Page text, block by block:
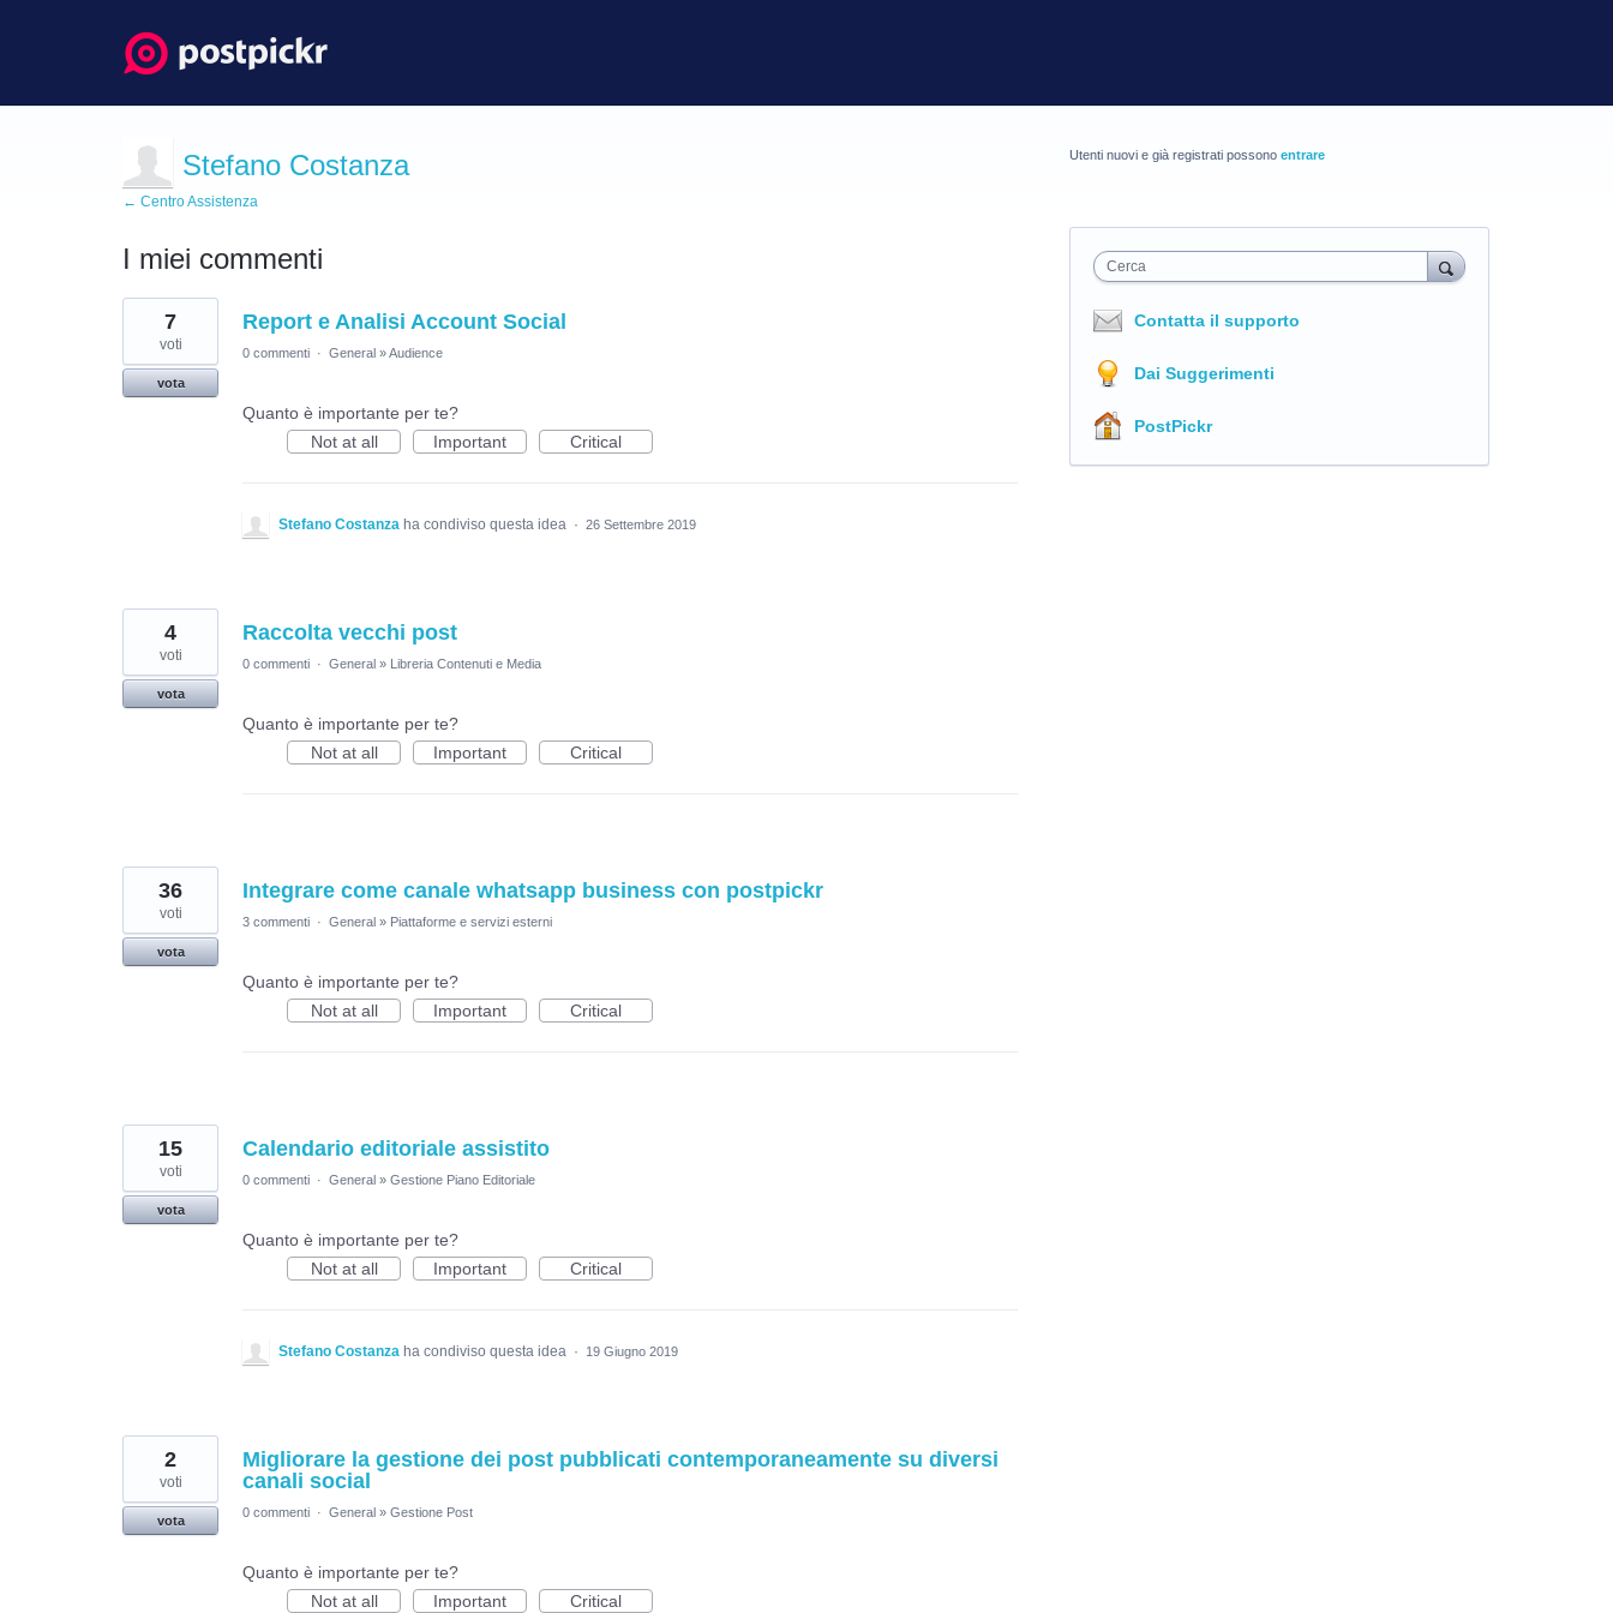
Stefano Costanza
← Centro Assistenza
I miei commenti
5
risultati
trovati
Report e Analisi Account Social
7
voti
vota
0 commenti · General »Audience
Quanto è importante per te?
Not at all
Important Critical
Stefano Costanza ha condiviso questa idea · 26 Settembre 2019
Raccolta vecchi post
4
voti
vota
0 commenti · General » Libreria Contenuti e Media
Quanto è importante per te?
Not at all
Important Critical
Integrare come canale whatsapp business con postpickr
36
voti
vota
3 commenti · General » Piattaforme e servizi esterni
Quanto è importante per te?
Not at all
Important Critical
Calendario editoriale assistito
15
voti
vota
0 commenti · General » Gestione Piano Editoriale
Quanto è importante per te?
Not at all
Important Critical
Stefano Costanza ha condiviso questa idea · 19 Giugno 2019
Migliorare la gestione dei post pubblicati contemporaneamente su diversi
canali social
2
voti
vota
0 commenti · General » Gestione Post
Quanto è importante per te?
Not at all
Important Critical
Utenti nuovi e già registrati possono entrare
Cerca
Contatta il supporto
Dai Suggerimenti
PostPickr